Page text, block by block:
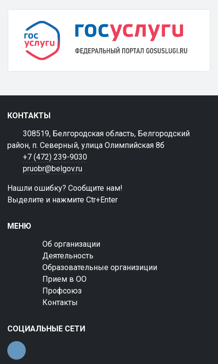
КОНТАКТЫ
308519, Белгородская область, Белгородский
район, п. Северный, улица Олимпийская 8б
+7 (472) 239-9030
pruobr@belgov.ru
Нашли ошибку? Сообщите нам!
Выделите и нажмите Ctr+Enter
МЕНЮ
Об организации
Деятельность
Образовательные организиции
Прием в ОО
Профсоюз
Контакты
СОЦИАЛЬНЫЕ СЕТИ